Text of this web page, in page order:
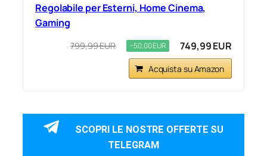
Regolabile per Esterni, Home Cinema,
Gaming
799,99 EUR −50,00 EUR 749,99 EUR
Acquista su Amazon
SCOPRI LE NOSTRE OFFERTE SU
TELEGRAM